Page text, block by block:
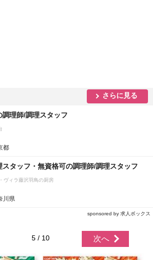
さらに見る
理師/調理スタッフ
都
タッフ・無資格可の調理師/調理スタッフ
ヴィラ藤沢羽鳥の厨房
川県
sponsored by 求人ボックス
5 / 10 次へ